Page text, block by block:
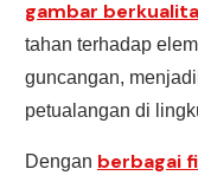
gambar
tahan terhadap
guncangan,
petualangan di
Dengan berbagai